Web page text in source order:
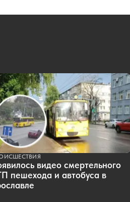
видео смертельного
пешехода и автобуса в